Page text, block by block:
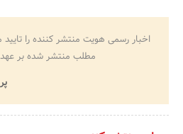
اخبار رسمی هویت منتشر کننده را
مطلب منتشر شده بر